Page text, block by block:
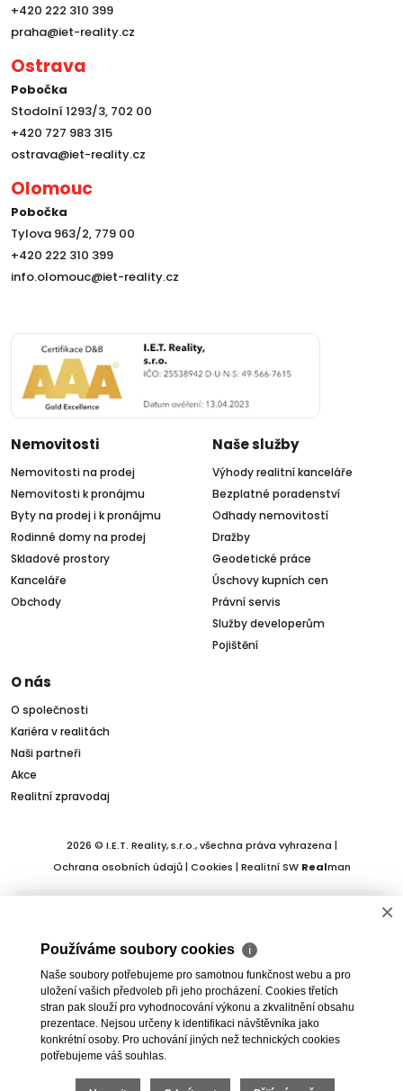
+420 222 310 399
praha@iet-reality.cz
Ostrava
Pobočka
Stodolní 1293/3, 702 00
+420 727 983 315
ostrava@iet-reality.cz
Olomouc
Pobočka
Tylova 963/2, 779 00
+420 222 310 399
info.olomouc@iet-reality.cz
Nemovitosti
Nemovitosti na prodej
Nemovitosti k pronájmu
Byty na prodej i k pronájmu
Rodinné domy na prodej
Skladové prostory
Kanceláře
Obchody
Naše služby
Výhody realitní kanceláře
Bezplatné poradenství
Odhady nemovitostí
Dražby
Geodetické práce
Úschovy kupních cen
Právní servis
Služby developerům
Pojištění
O nás
O společnosti
Kariéra v realitách
Naši partneři
Akce
Realitní zpravodaj
2026 © I.E.T. Reality, s.r.o., všechna práva vyhrazena |
Ochrana osobních údajů| Cookies | Realitní SW Realman
×
Používáme soubory cookies ℹ
Naše soubory potřebujeme pro samotnou funkčnost webu a pro
uložení vašich předvoleb při jeho procházení. Cookies třetích
stran pak slouží pro vyhodnocování výkonu a zkvalitnění obsahu
prezentace. Nejsou určeny k identifikaci návštěvníka jako
konkrétní osoby. Pro uchování jiných než technických cookies
potřebujeme váš souhlas.